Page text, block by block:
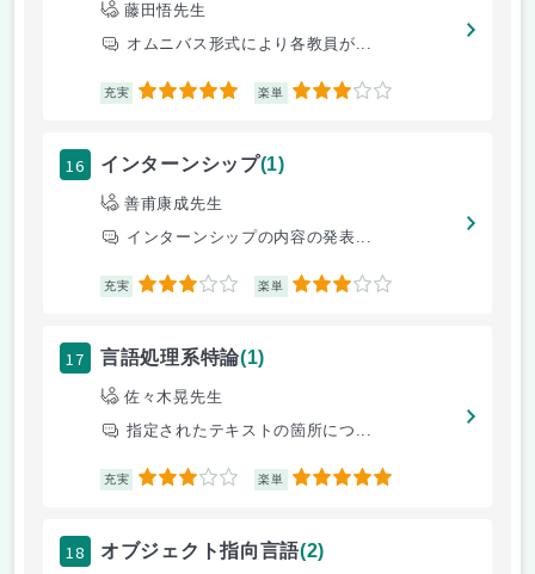
藤田悟先生
オムニバス形式により各教員が...
充実 5 楽単 3
16 インターンシップ(1)
善甫康成先生
インターンシップの内容の発表...
充実 3 楽単 3
17 言語処理系特論(1)
佐々木晃先生
指定されたテキストの箇所につ...
充実 3 楽単 5
18 オブジェクト指向言語(2)